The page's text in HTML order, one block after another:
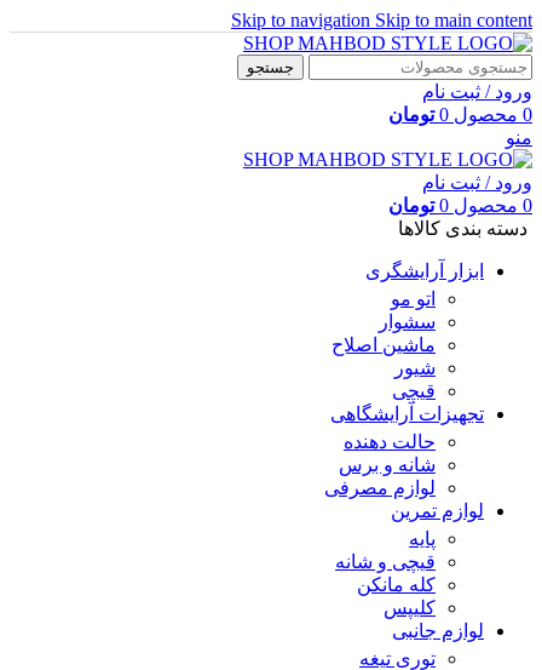
Skip to navigation Skip to main content
جستجو
ورود / ثبت نام
0 محصول 0 تومان
منو
ورود / ثبت نام
0 محصول 0 تومان
دسته بندی کالاها
ابزار آرایشگری
اتو مو
سشوار
ماشین اصلاح
شیور
قیچی
تجهیزات آرایشگاهی
حالت دهنده
شانه و برس
لوازم مصرفی
لوازم تمرین
پایه
قیچی و شانه
کله مانکن
کلیپس
لوازم جانبی
توری تیغه